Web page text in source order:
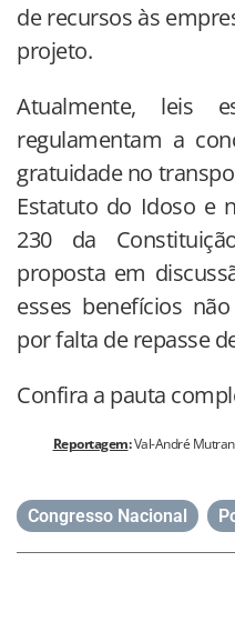
de recursos às
projeto.
Atualmente, leis
regulamentam a
gratuidade no
Estatuto do Idoso e
230 da
proposta em
esses benefícios
por falta de repasse
Confira a pauta
Reportagem:Val-André
Congresso Nacional